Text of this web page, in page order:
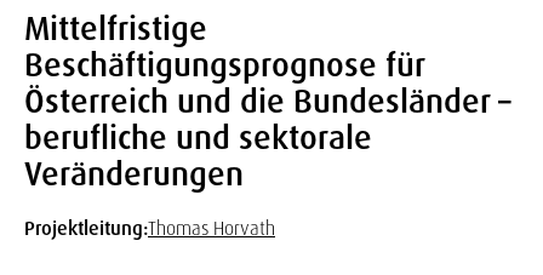
Mittelfristige
Beschäftigungsprognose für
Österreich und die Bundesländer –
berufliche und sektorale
Veränderungen
Projektleitung:Thomas Horvath